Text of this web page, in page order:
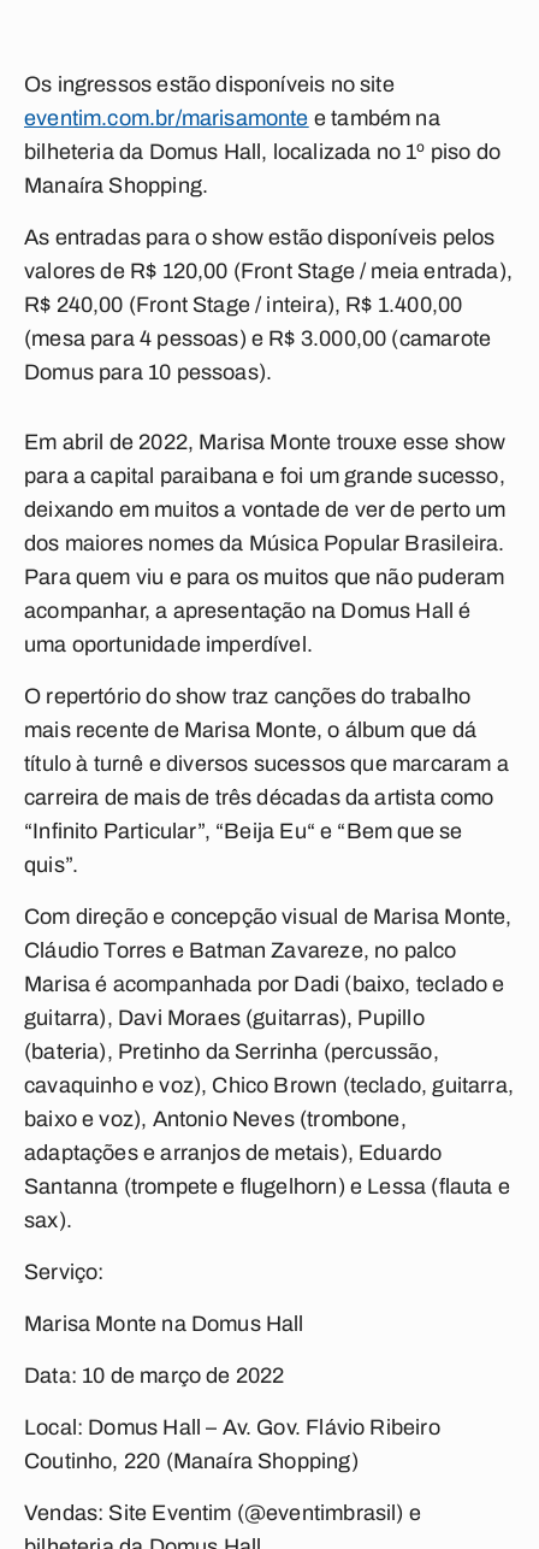
Os ingressos estão disponíveis no site
eventim.com.br/marisamonte e também na
bilheteria da Domus Hall, localizada no 1º piso do
Manaíra Shopping.
As entradas para o show estão disponíveis pelos
valores de R$ 120,00 (Front Stage / meia entrada),
R$ 240,00 (Front Stage / inteira), R$ 1.400,00
(mesa para 4 pessoas) e R$ 3.000,00 (camarote
Domus para 10 pessoas).
Em abril de 2022, Marisa Monte trouxe esse show
para a capital paraibana e foi um grande sucesso,
deixando em muitos a vontade de ver de perto um
dos maiores nomes da Música Popular Brasileira.
Para quem viu e para os muitos que não puderam
acompanhar, a apresentação na Domus Hall é
uma oportunidade imperdível.
O repertório do show traz canções do trabalho
mais recente de Marisa Monte, o álbum que dá
título à turnê e diversos sucessos que marcaram a
carreira de mais de três décadas da artista como
“Infinito Particular”, “Beija Eu“ e “Bem que se
quis”.
Com direção e concepção visual de Marisa Monte,
Cláudio Torres e Batman Zavareze, no palco
Marisa é acompanhada por Dadi (baixo, teclado e
guitarra), Davi Moraes (guitarras), Pupillo
(bateria), Pretinho da Serrinha (percussão,
cavaquinho e voz), Chico Brown (teclado, guitarra,
baixo e voz), Antonio Neves (trombone,
adaptações e arranjos de metais), Eduardo
Santanna (trompete e flugelhorn) e Lessa (flauta e
sax).
Serviço:
Marisa Monte na Domus Hall
Data: 10 de março de 2022
Local: Domus Hall – Av. Gov. Flávio Ribeiro
Coutinho, 220 (Manaíra Shopping)
Vendas: Site Eventim (@eventimbrasil) e